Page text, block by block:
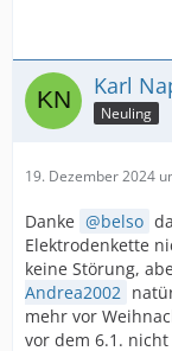
Karl
Neuling
19. Dezember 2024
Danke belso
Elektrodenkette
keine Störung,
Andrea2002
mehr vor
vor dem 6.1.